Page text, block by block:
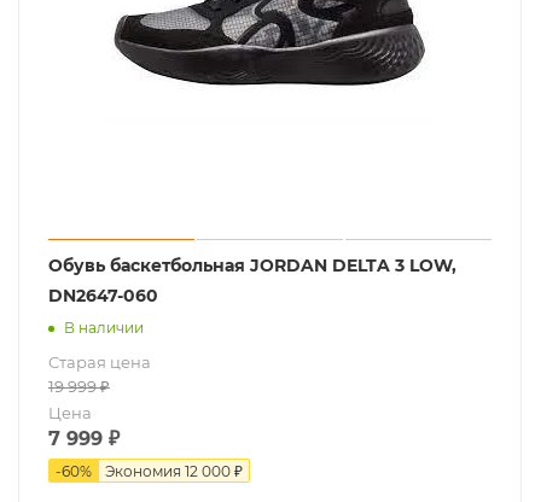
Обувь баскетбольная JORDAN DELTA 3 LOW,
DN2647-060
В наличии
Старая цена
19 999₽
Цена
7 999 ₽
-60% Экономия 12 000 ₽